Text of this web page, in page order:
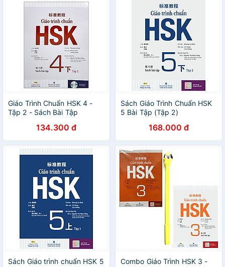
Giáo Trình Chuẩn HSK 4 -
Tập 2 - Sách Bài Tập
134.300 đ
Sách Giáo Trình Chuẩn HSK
5 Bài Tập (Tập 2)
168.000 đ
Sách Giáo trình chuẩn HSK 5
Combo Giáo Trình HSK 3 -